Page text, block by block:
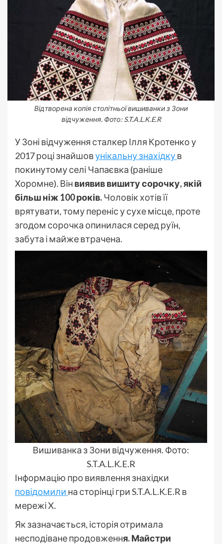
Відтворена копія столітньої вишиванки з Зони
відчуження. Фото: S.T.A.L.K.E.R
У Зоні відчуження сталкер Ілля Кротенко у
2017 році знайшовунікальну знахідкув
покинутому селі Чапаєвка (раніше
Хоромне). Він виявив вишиту сорочку, якій
більш ніж 100 років.Чоловік хотів її
врятувати, тому переніс у сухе місце, проте
згодом сорочка опинилася серед руїн,
забута і майже втрачена.
Вишиванка з Зони відчуження. Фото:
S.T.A.L.K.E.R
Інформацію про виявлення знахідки
повідомили на сторінці гри S.T.A.L.K.E.R в
мережі X.
Як зазначається, історія отримала
несподіване продовження. Майстри